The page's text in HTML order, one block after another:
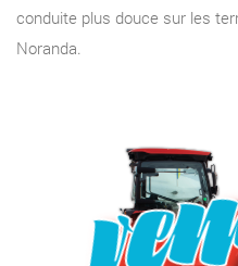
conduite plus douce sur les
Noranda.